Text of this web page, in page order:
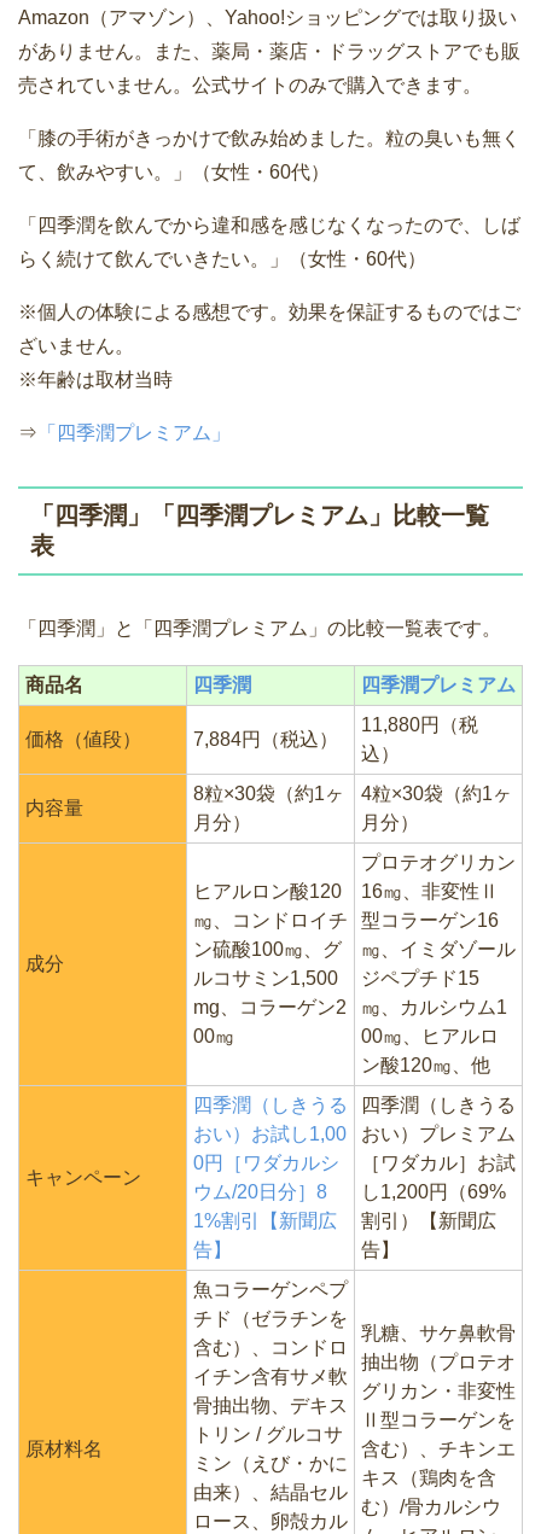
Amazon（アマゾン）、Yahoo!ショッピングでは取り扱い
がありません。また、薬局・薬店・ドラッグストアでも販
売されていません。公式サイトのみで購入できます。
「膝の手術がきっかけで飲み始めました。粒の臭いも無く
て、飲みやすい。」（女性・60代）
「四季潤を飲んでから違和感を感じなくなったので、しば
らく続けて飲んでいきたい。」（女性・60代）
※個人の体験による感想です。効果を保証するものではご
ざいません。
※年齢は取材当時
⇒ 「四季潤プレミアム」
「四季潤」「四季潤プレミアム」比較一覧
表
「四季潤」と「四季潤プレミアム」の比較一覧表です。
商品名 四季潤 四季潤プレミアム
価格（値段） 7,884円（税込）
11,880円（税
込）
内容量
8粒×30袋（約1ヶ
月分）
4粒×30袋（約1ヶ
月分）
成分
ヒアルロン酸120
㎎、コンドロイチ
ン硫酸100㎎、グ
ルコサミン1,500
mg、コラーゲン2
00㎎
プロテオグリカン
16㎎、非変性Ⅱ
型コラーゲン16
㎎、イミダゾール
ジペプチド15
㎎、カルシウム1
00㎎、ヒアルロ
ン酸120㎎、他
キャンペーン
四季潤（しきうる
おい）お試し1,00
0円［ワダカルシ
ウム/20日分］8
1%割引【新聞広
告】
四季潤（しきうる
おい）プレミアム
［ワダカル］お試
し1,200円（69%
割引）【新聞広
告】
原材料名
魚コラーゲンペプ
チド（ゼラチンを
含む）、コンドロ
イチン含有サメ軟
骨抽出物、デキス
トリン / グルコサ
ミン（えび・かに
由来）、結晶セル
ロース、卵殻カル
乳糖、サケ鼻軟骨
抽出物（プロテオ
グリカン・非変性
Ⅱ型コラーゲンを
含む）、チキンエ
キス（鶏肉を含
む）/骨カルシウ